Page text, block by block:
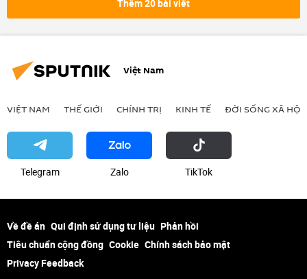
Thêm 20 bài viết
Việt Nam
VIỆT NAM THẾ GIỚI CHÍNH TRỊ KINH TẾ ĐỜI SỐNG XÃ HỘI
Telegram Zalo ТikТоk
Về đề án Qui định sử dụng tư liệu Phản hồi
Tiêu chuẩn cộng đồng Cookie Chính sách bảo mật
Privacy Feedback